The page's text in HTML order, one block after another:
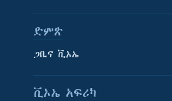
ድምጽ
ጋቢና ቪኦኤ
ቪኦኤ አፍሪካ